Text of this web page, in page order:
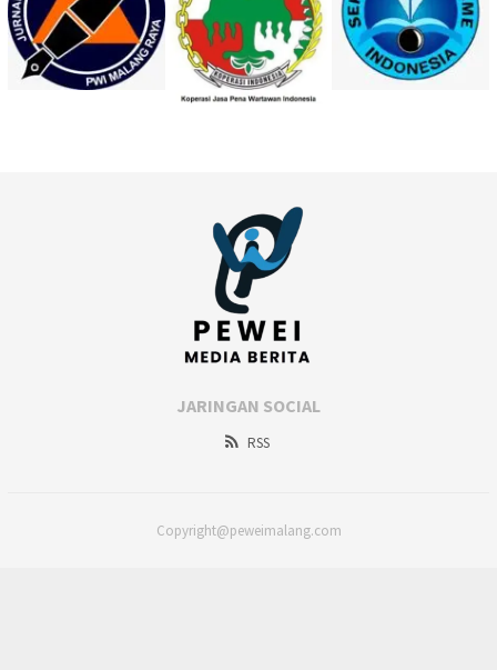
JARINGAN SOCIAL
RSS
Copyright@peweimalang.com